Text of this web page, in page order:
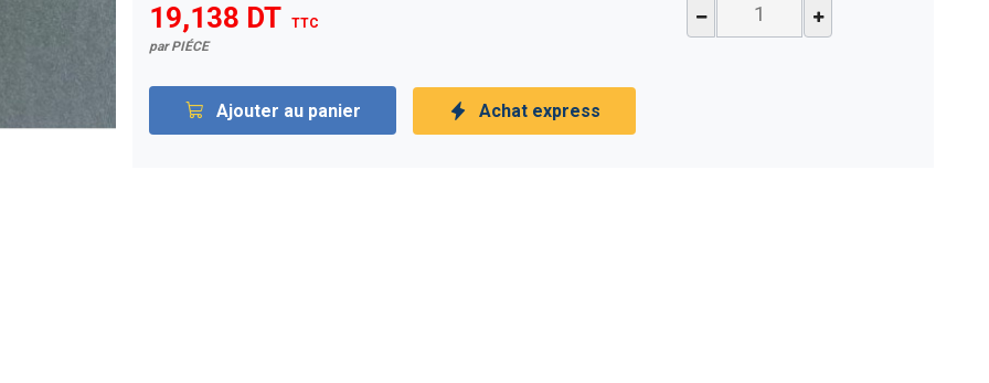
19,138 DT
TTC
par PIÉCE
Ajouter au panier Achat express